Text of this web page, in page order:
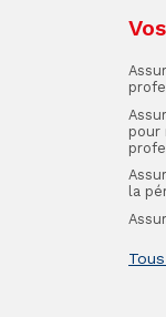
pour
la